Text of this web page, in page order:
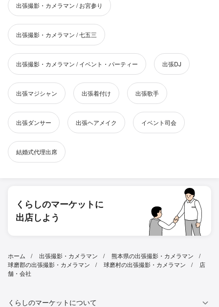
出張撮影・カメラマン / お宮参り
出張撮影・カメラマン / 七五三
出張撮影・カメラマン / イベント・パーティー 出張DJ
出張マジシャン 出張着付け 出張歌手
出張ダンサー 出張ヘアメイク イベント司会
結婚式代理出席
くらしのマーケットに
出店しよう
ホーム 出張撮影・カメラマン
熊本県の出張撮影・カメラマン
球磨郡の出張撮影・カメラマン
球磨村の出張撮影・カメラマン
店
舗・会社
くらしのマーケットについて